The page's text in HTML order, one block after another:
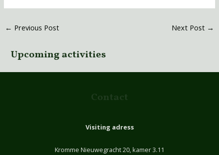
← Previous Post Next Post →
Upcoming activities
Contact
Visiting adress
Kromme Nieuwegracht 20, kamer 3.11